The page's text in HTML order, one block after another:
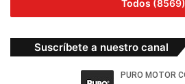
Todos (8569)
Suscríbete a nuestro canal